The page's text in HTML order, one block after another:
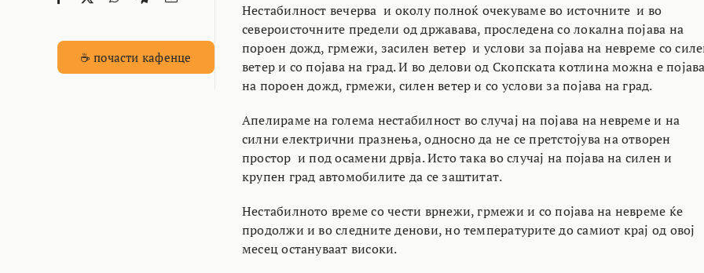
☕ почасти кафенце
Нестабилност вечерва и околу полноќ очекуваме во источните и во
североисточните предели од државава, проследена со локална појава на
пороен дожд, грмежи, засилен ветер и услови за појава на невреме со
ветер и со појава на град. И во делови од Скопската котлина можна е
на пороен дожд, грмежи, силен ветер и со услови за појава на град.
Апелираме на голема нестабилност во случај на појава на невреме и на
силни електрични празнења, односно да не се претстојува на отворен
простор и под осамени дрвја. Исто така во случај на појава на силен и
крупен град автомобилите да се заштитат.
Нестабилното време со чести врнежи, грмежи и со појава на невреме ќе
продолжи и во следните денови, но температурите до самиот крај од овој
месец остануваат високи.